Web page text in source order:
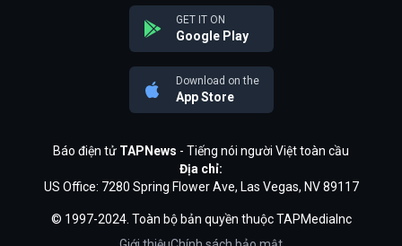
GET IT ON
Google Play
Download on the
App Store
Báo điện tử TAPNews - Tiếng nói người Việt toàn cầu
Địa chỉ:
US Office: 7280 Spring Flower Ave, Las Vegas, NV 89117
© 1997-2024. Toàn bộ bản quyền thuộc TAPMediaInc